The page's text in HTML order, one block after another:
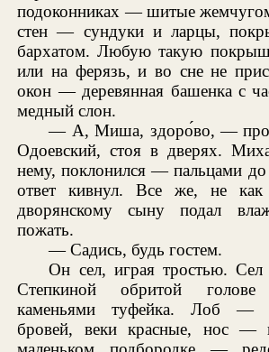
подоконниках — шитые
стен — сундуки и ларцы,
бархатом. Любую такую
или на ферязь, и во сне не
окон — деревянная башенка с
медный слон.
— А, Миша, здоро́во, —
Одоевский, стоя в дверях.
нему, поклонился — пальцами до
ответ кивнул. Все же, не
дворянскому сыну подал
пожать.
— Садись, будь гостем.
Он сел, играя тростью.
Степкиной обритой
каменьями туфейка. Лоб —
бровей, веки красные, нос —